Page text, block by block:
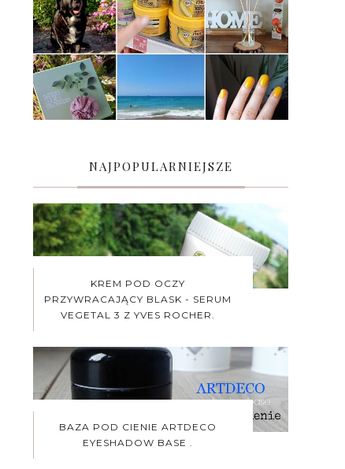
NAJPOPULARNIEJSZE
KREM POD OCZY
PRZYWRACAJĄCY BLASK - SERUM
VEGETAL 3 Z YVES ROCHER.
BAZA POD CIENIE ARTDECO
EYESHADOW BASE .